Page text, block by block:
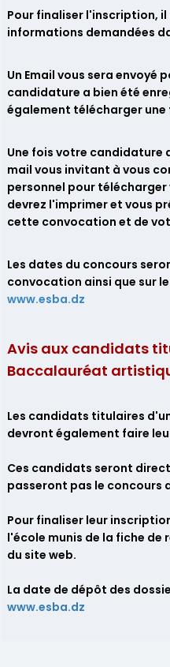
Pour finaliser l'inscription,
informations demandées
Un Email vous sera envoyé
candidature a bien été
également télécharger
Une fois votre candidature
mail vous invitant à vous
personnel pour
devrez l'imprimer et vous
cette convocation et de
Les dates du concours
convocation ainsi que sur le
www.esba.dz
Avis aux candidats
Baccalauréat
Les candidats titulaires
devront également faire
Ces candidats seront
passeront pas le concours
Pour finaliser leur
l'école munis de la fiche
du site web.
La date de dépôt des
www.esba.dz